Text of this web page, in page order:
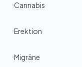
Cannabis
Erektion
Migräne